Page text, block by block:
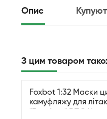
Опис
З цим товаром
Foxbot 1:32 Маски
камуфляжу для